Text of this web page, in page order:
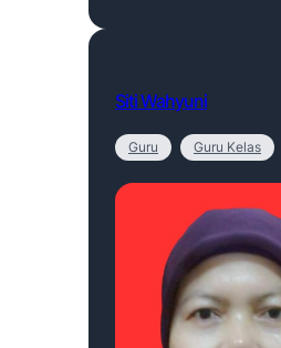
Siti Wahyuni
Guru Guru Kelas